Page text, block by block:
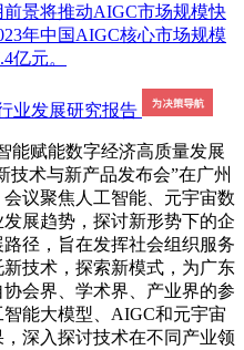
景将推动AIGC市场规模快
年中国AIGC核心市场规模
亿元。
能赋能数字经济高质量发展
技术与新产品发布会”在广州
议聚焦人工智能、元宇宙数
展趋势，探讨新形势下的企
径，旨在发挥社会组织服务
技术，探索新模式，为广东
会界、学术界、产业界的参
能大模型、AIGC和元宇宙
深入探讨技术在不同产业领